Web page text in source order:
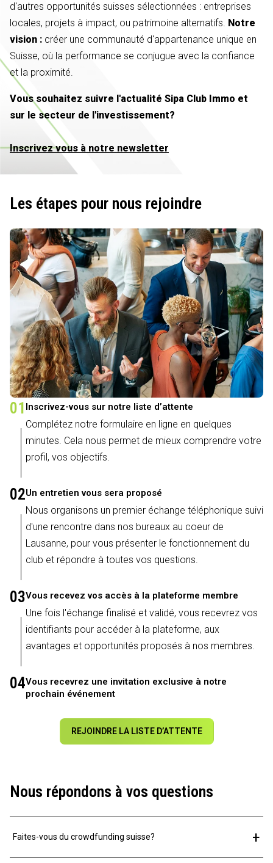
d'autres opportunités suisses sélectionnées : entreprises
locales, projets à impact, ou patrimoine alternatifs. Notre
vision : créer une communauté d'appartenance unique en
Suisse, où la performance se conjugue avec la confiance
et la proximité.
Vous souhaitez suivre l'actualité Sipa Club Immo et
sur le secteur de l'investissement?
Inscrivez vous à notre newsletter
Les étapes pour nous rejoindre
01 Inscrivez-vous sur notre liste d’attente
Complétez notre formulaire en ligne en quelques
minutes. Cela nous permet de mieux comprendre votre
profil, vos objectifs.
02Un entretien vous sera proposé
Nous organisons un premier échange téléphonique suivi
d'une rencontre dans nos bureaux au coeur de
Lausanne, pour vous présenter le fonctionnement du
club et répondre à toutes vos questions.
03Vous recevez vos accès à la plateforme membre
Une fois l'échange finalisé et validé, vous recevrez vos
identifiants pour accéder à la plateforme, aux
avantages et opportunités proposés à nos membres.
04Vous recevrez une invitation exclusive à notre
prochain événement
REJOINDRE LA LISTE D’ATTENTE
Nous répondons à vos questions
Faites-vous du crowdfunding suisse? +